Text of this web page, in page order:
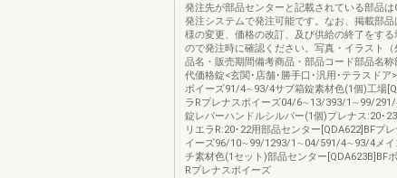
発注先が部品センターと記載されている部品
発注システムで発注可能です。なお、掲載部
様の変更、価格の改訂、及び供給の終了をする
ので発注時に確認ください。写真・イラスト
品名・販売期間備考商品・部品コード部品名称
代価格錠<玄関･店舗･勝手口･汎用･テラスドア
ボイーズ91/4∼93/4サブ箱錠素材色(1個)工場
ラRプレナスボイーズ04/6∼13/393/1∼99/
錠レバーハンドルシルバー(1個)プレナス:20･
リエラR:20･22用部品センター[QDA622]BFプ
イーズ96/10∼99/1293/1∼04/591/4∼93/4メイ
チ素材色(1セット)部品センター[QDA623B]BF
Rプレナスボイーズ